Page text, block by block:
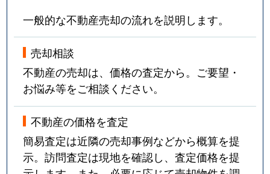
一般的な不動産売却の流れを説明します。
売却相談
不動産の売却は、価格の査定から。ご要望・
お悩み等をご相談ください。
不動産の価格を査定
簡易査定は近隣の売却事例などから概算を提
示。訪問査定は現地を確認し、査定価格を提